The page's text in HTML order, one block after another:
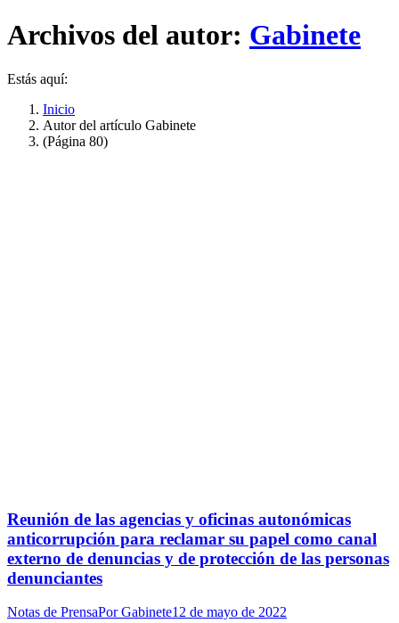
Archivos del autor: Gabinete
Estás aquí:
Inicio
Autor del artículo Gabinete
(Página 80)
Reunión de las agencias y oficinas autonómicas
anticorrupción para reclamar su papel como canal
externo de denuncias y de protección de las personas
denunciantes
Notas de PrensaPorGabinete12 de mayo de 2022